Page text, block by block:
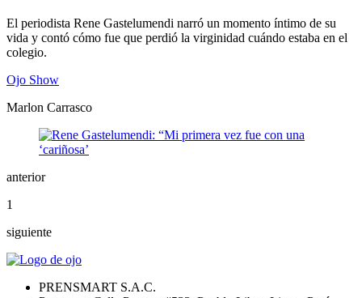
El periodista Rene Gastelumendi narró un momento íntimo de su
vida y contó cómo fue que perdió la virginidad cuándo estaba en el
colegio.
Ojo Show
Marlon Carrasco
anterior
1
siguiente
PRENSMART S.A.C.